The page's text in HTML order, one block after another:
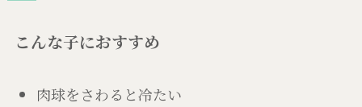
こんな子におすすめ
肉球をさわると冷たい